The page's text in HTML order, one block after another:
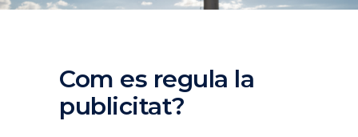
Com es regula la
publicitat?